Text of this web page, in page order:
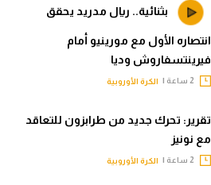
بثنائية.. ريال مدريد يحقق
انتصاره الأول مع مورينيو أمام
فيرينتسفاروش وديا
الكرة الأوروبية
تقرير: تحرك جديد من طرابزون للتعاقد
مع نونيز
الكرة الأوروبية